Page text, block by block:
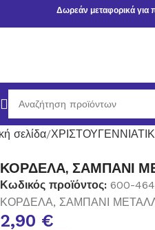
Δωρεάν μεταφορικά για
σελίδα
ΚΟΡΔΕΛΑ, ΣΑΜΠΑΝΙ
Κωδικός προϊόντος: 600-
ΚΟΡΔΕΛΑ, ΣΑΜΠΑΝΙ
2,90 €